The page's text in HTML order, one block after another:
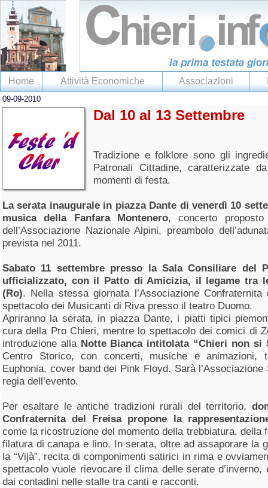
Home Attività Economiche Associazioni
09-09-2010
Dal 10 al 13 Settembre
Tradizione e folklore sono gli
Patronali Cittadine, caratterizzate
momenti di festa.
La serata inaugurale in piazza Dante di venerdì 10
musica della Fanfara Montenero, concerto
dell’Associazione Nazionale Alpini, preambolo
prevista nel 2011.
Sabato 11 settembre presso la Sala Consiliare del
ufficializzato, con il Patto di Amicizia, il legame tra
(Ro). Nella stessa giornata l’Associazione
spettacolo dei Musicanti di Riva presso il teatro Duomo.
Apriranno la serata, in piazza Dante, i piatti tipici
cura della Pro Chieri, mentre lo spettacolo dei comici di
introduzione alla Notte Bianca intitolata “Chieri non si
Centro Storico, con concerti, musiche e
Euphonia, cover band dei Pink Floyd. Sarà
regia dell’evento.
Per esaltare le antiche tradizioni rurali del territorio,
Confraternita del Freisa propone la
come la ricostruzione del momento della trebbiatura, della
filatura di canapa e lino. In serata, oltre ad assaporare la
la “Vijà”, recita di componimenti satirici in rima e
spettacolo vuole rievocare il clima delle serate
dai contadini nelle stalle tra canti e racconti.